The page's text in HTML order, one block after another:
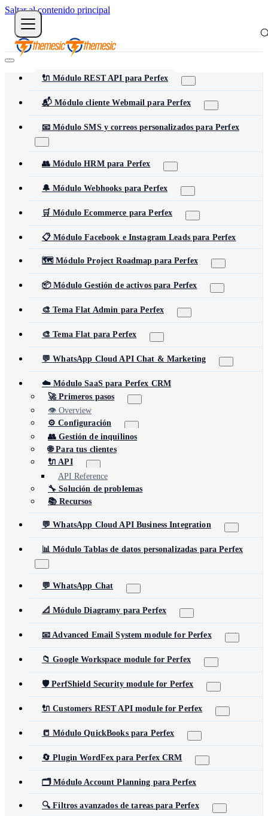
Saltar al contenido principal
🔌 Módulo REST API para Perfex
📬 Módulo cliente Webmail para Perfex
📧 Módulo SMS y correos personalizados para Perfex
👥 Módulo HRM para Perfex
🔔 Módulo Webhooks para Perfex
🛒 Módulo Ecommerce para Perfex
📋 Módulo Facebook e Instagram Leads para Perfex
🗺️ Módulo Project Roadmap para Perfex
📦 Módulo Gestión de activos para Perfex
🎨 Tema Flat Admin para Perfex
🎨 Tema Flat para Perfex
💬 WhatsApp Cloud API Chat & Marketing
☁️ Módulo SaaS para Perfex CRM
🚀 Primeros pasos
👁️ Overview
⚙️ Configuración
👥 Gestión de inquilinos
🌐 Para tus clientes
🔌 API
API Reference
🔧 Solución de problemas
📚 Recursos
💬 WhatsApp Cloud API Business Integration
📊 Módulo Tablas de datos personalizadas para Perfex
💬 WhatsApp Chat
📐 Módulo Diagramy para Perfex
📧 Advanced Email System module for Perfex
📁 Google Workspace module for Perfex
🛡️ PerfShield Security module for Perfex
🔌 Customers REST API module for Perfex
📒 Módulo QuickBooks para Perfex
🔄 Plugin WordFex para Perfex CRM
🗂️ Módulo Account Planning para Perfex
🔍 Filtros avanzados de tareas para Perfex